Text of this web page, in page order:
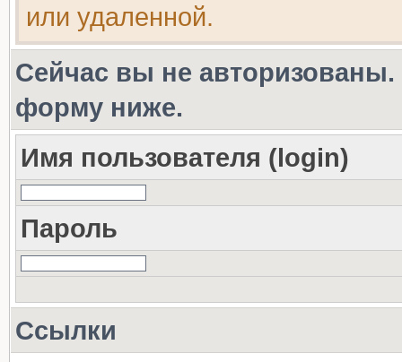
или удаленной.
Сейчас вы не авторизованы.
форму ниже.
Имя пользователя (login)
Пароль
Ссылки